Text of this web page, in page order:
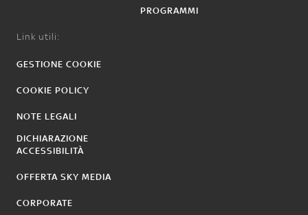
PROGRAMMI
Link utili:
GESTIONE COOKIE
COOKIE POLICY
NOTE LEGALI
DICHIARAZIONE
ACCESSIBILITÀ
OFFERTA SKY MEDIA
CORPORATE